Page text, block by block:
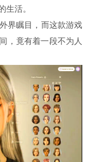
活。
界瞩目，而这款游戏
，竟有着一段不为人